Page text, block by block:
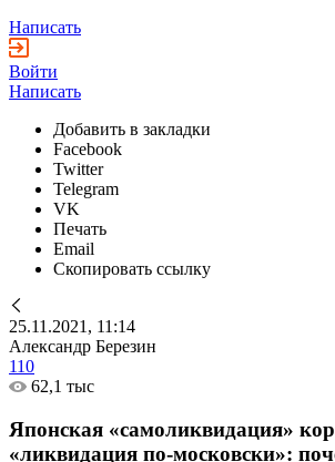
Написать
Войти
Написать
Добавить в закладки
Facebook
Twitter
Telegram
VK
Печать
Email
Скопировать ссылку
25.11.2021, 11:14
Александр Березин
110
62,1 тыс
Японская «самоликвидация»
«ликвидация по-московски»: